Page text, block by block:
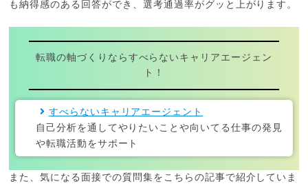
も納得感のある回答ができ、選考通過率がグッと上がります。
転職の軸づくりならすべらないキャリアエージェン
ト！
すべらないキャリアエージェント
自己分析を通してやりたいことや向いてる仕事の発見
や転職活動をサポート
また、気になる面接での質問集をこちらの記事で紹介していま